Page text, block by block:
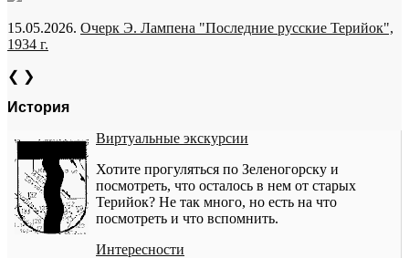
15.05.2026. Очерк Э. Лампена "Последние русские Терийок",
1934 г.
❮ ❯
История
Виртуальные экскурсии
Хотите прогуляться по Зеленогорску и
посмотреть, что осталось в нем от старых
Терийок? Не так много, но есть на что
посмотреть и что вспомнить.
Интересности